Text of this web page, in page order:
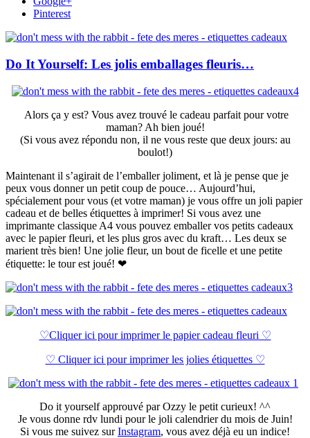
Pinterest
Do It Yourself: Les jolis emballages fleuris…
Alors ça y est? Vous avez trouvé le cadeau parfait pour votre
maman? Ah bien joué!
(Si vous avez répondu non, il ne vous reste que deux jours: au
boulot!)
Maintenant il s’agirait de l’emballer joliment, et là je pense que je
peux vous donner un petit coup de pouce… Aujourd’hui,
spécialement pour vous (et votre maman) je vous offre un joli papier
cadeau et de belles étiquettes à imprimer! Si vous avez une
imprimante classique A4 vous pouvez emballer vos petits cadeaux
avec le papier fleuri, et les plus gros avec du kraft… Les deux se
marient très bien! Une jolie fleur, un bout de ficelle et une petite
étiquette: le tour est joué! ❤
♡Cliquer ici pour imprimer le papier cadeau fleuri ♡
♡ Cliquer ici pour imprimer les jolies étiquettes ♡
Do it yourself approuvé par Ozzy le petit curieux! ^^
Je vous donne rdv lundi pour le joli calendrier du mois de Juin!
Si vous me suivez surInstagram, vous avez déjà eu un indice!